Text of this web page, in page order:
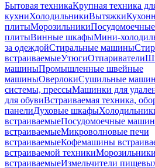
Бытовая техникаКрупная техника
кухниХолодильникиВытяжки
плитыМорозильники
плитыВинные шкафыМини-
за одеждойСтиральные машины
встраиваемыеУтюгиОтпариватели
машиныПромышленные швейные
машиныОверлокиСушильные
системы, прессыМашинки для
для обувиВстраиваемая техника,
панелиДуховые шкафы
встраиваемыеПосудомоечные
встраиваемыеМикроволновые печи
встраиваемыеКофемашины
встраиваемой техникиМорозильники
встраиваемыеИзмельчители